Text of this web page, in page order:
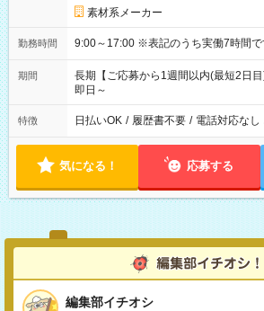
素材系メーカー
勤務時間 9:00～17:00 ※表記のうち実働7時間
期間
長期【ご応募から1週間以内(最短2日目
即日～
特徴 日払いOK / 履歴書不要 / 電話対応なし
気になる！ 応募する
編集部イチオシ